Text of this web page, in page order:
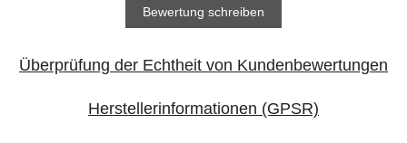
Bewertung schreiben
Überprüfung der Echtheit von Kundenbewertungen
Herstellerinformationen (GPSR)